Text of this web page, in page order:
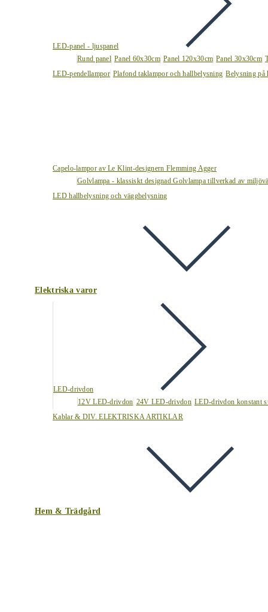
LED-panel - ljuspanel
Rund panel Panel 60x30cm Panel 120x30cm Panel 30x30cm
LED-pendellampor Plafond taklampor och hallbelysning Belysning på
Capelo-lampor av Le Klint-designern Flemming Agger
Golvlampa - klassiskt designad Golvlampa tillverkad av
LED hallbelysning och väggbelysning
Elektriska varor
LED-drivdon
12V LED-drivdon 24V LED-drivdon LED-drivdon konstant
Kablar & DIV. ELEKTRISKA ARTIKLAR
Hem & Trädgård